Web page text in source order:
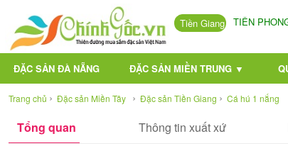
Tiền Giang TIÊN
ĐẶC SẢN ĐÀ NẴNG ĐẶC SẢN MIỀN TRUNG ▼
Trang chủ › Đặc sản Miền Tây › Đặc sản Tiền Giang › Cá hú 1 nắng
Tổng quan Thông tin xuất xứ